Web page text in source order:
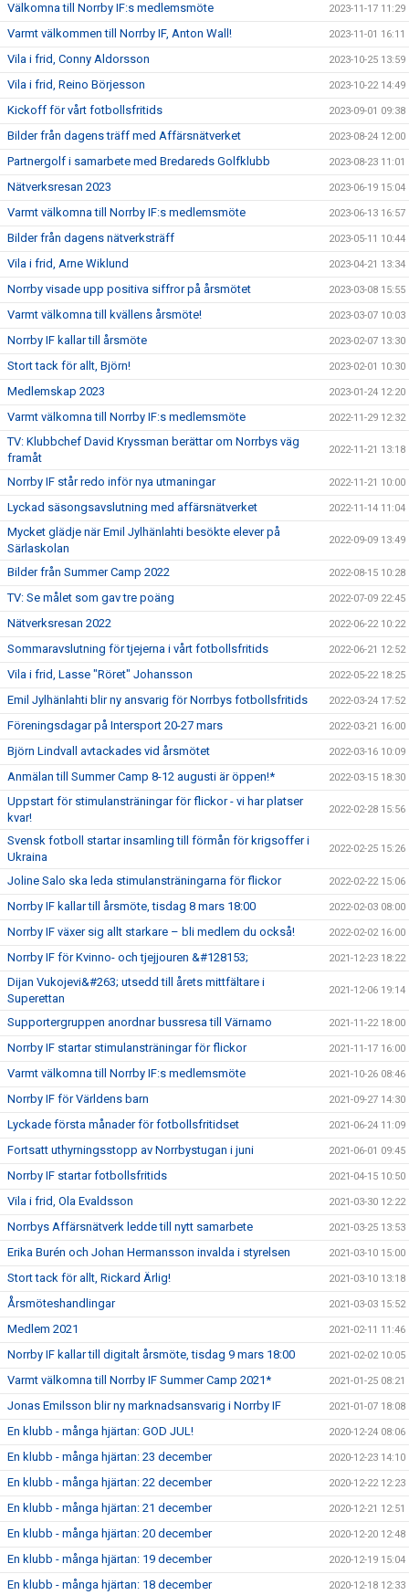
Välkomna till Norrby IF:s medlemsmöte 2023-11-17 11:29
Varmt välkommen till Norrby IF, Anton Wall! 2023-11-01 16:11
Vila i frid, Conny Aldorsson 2023-10-25 13:59
Vila i frid, Reino Börjesson 2023-10-22 14:49
Kickoff för vårt fotbollsfritids 2023-09-01 09:38
Bilder från dagens träff med Affärsnätverket 2023-08-24 12:00
Partnergolf i samarbete med Bredareds Golfklubb 2023-08-23 11:01
Nätverksresan 2023 2023-06-19 15:04
Varmt välkomna till Norrby IF:s medlemsmöte 2023-06-13 16:57
Bilder från dagens nätverksträff 2023-05-11 10:44
Vila i frid, Arne Wiklund 2023-04-21 13:34
Norrby visade upp positiva siffror på årsmötet 2023-03-08 15:55
Varmt välkomna till kvällens årsmöte! 2023-03-07 10:03
Norrby IF kallar till årsmöte 2023-02-07 13:30
Stort tack för allt, Björn! 2023-02-01 10:30
Medlemskap 2023 2023-01-24 12:20
Varmt välkomna till Norrby IF:s medlemsmöte 2022-11-29 12:32
TV: Klubbchef David Kryssman berättar om Norrbys väg
framåt
2022-11-21 13:18
Norrby IF står redo inför nya utmaningar 2022-11-21 10:00
Lyckad säsongsavslutning med affärsnätverket 2022-11-14 11:04
Mycket glädje när Emil Jylhänlahti besökte elever på
Särlaskolan
2022-09-09 13:49
Bilder från Summer Camp 2022 2022-08-15 10:28
TV: Se målet som gav tre poäng 2022-07-09 22:45
Nätverksresan 2022 2022-06-22 10:22
Sommaravslutning för tjejerna i vårt fotbollsfritids 2022-06-21 12:52
Vila i frid, Lasse "Röret" Johansson 2022-05-22 18:25
Emil Jylhänlahti blir ny ansvarig för Norrbys fotbollsfritids 2022-03-24 17:52
Föreningsdagar på Intersport 20-27 mars 2022-03-21 16:00
Björn Lindvall avtackades vid årsmötet 2022-03-16 10:09
Anmälan till Summer Camp 8-12 augusti är öppen!* 2022-03-15 18:30
Uppstart för stimulansträningar för flickor - vi har platser
kvar!
2022-02-28 15:56
Svensk fotboll startar insamling till förmån för krigsoffer i
Ukraina
2022-02-25 15:26
Joline Salo ska leda stimulansträningarna för flickor 2022-02-22 15:06
Norrby IF kallar till årsmöte, tisdag 8 mars 18:00 2022-02-03 08:00
Norrby IF växer sig allt starkare – bli medlem du också! 2022-02-02 16:00
Norrby IF för Kvinno- och tjejjouren &#128153; 2021-12-23 18:22
Dijan Vukojevi&#263; utsedd till årets mittfältare i
Superettan
2021-12-06 19:14
Supportergruppen anordnar bussresa till Värnamo 2021-11-22 18:00
Norrby IF startar stimulansträningar för flickor 2021-11-17 16:00
Varmt välkomna till Norrby IF:s medlemsmöte 2021-10-26 08:46
Norrby IF för Världens barn 2021-09-27 14:30
Lyckade första månader för fotbollsfritidset 2021-06-24 11:09
Fortsatt uthyrningsstopp av Norrbystugan i juni 2021-06-01 09:45
Norrby IF startar fotbollsfritids 2021-04-15 10:50
Vila i frid, Ola Evaldsson 2021-03-30 12:22
Norrbys Affärsnätverk ledde till nytt samarbete 2021-03-25 13:53
Erika Burén och Johan Hermansson invalda i styrelsen 2021-03-10 15:00
Stort tack för allt, Rickard Ärlig! 2021-03-10 13:18
Årsmöteshandlingar 2021-03-03 15:52
Medlem 2021 2021-02-11 11:46
Norrby IF kallar till digitalt årsmöte, tisdag 9 mars 18:00 2021-02-02 10:05
Varmt välkomna till Norrby IF Summer Camp 2021* 2021-01-25 08:21
Jonas Emilsson blir ny marknadsansvarig i Norrby IF 2021-01-07 18:08
En klubb - många hjärtan: GOD JUL! 2020-12-24 08:06
En klubb - många hjärtan: 23 december 2020-12-23 14:10
En klubb - många hjärtan: 22 december 2020-12-22 12:23
En klubb - många hjärtan: 21 december 2020-12-21 12:51
En klubb - många hjärtan: 20 december 2020-12-20 12:48
En klubb - många hjärtan: 19 december 2020-12-19 15:04
En klubb - många hjärtan: 18 december 2020-12-18 12:33